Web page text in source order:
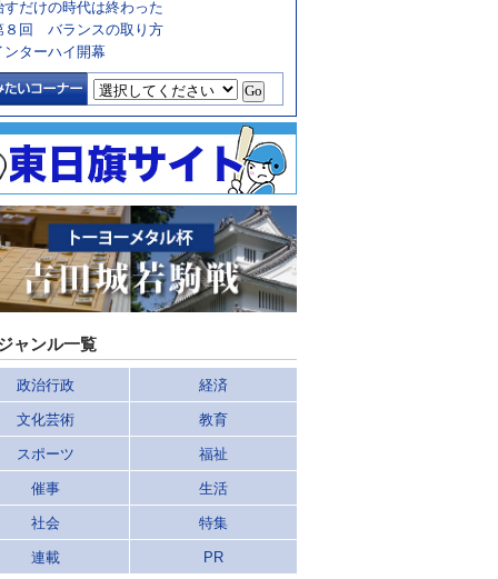
すだけの時代は終わった
８回 バランスの取り方
ンターハイ開幕
ャンル一覧
政治行政 経済
文化芸術 教育
スポーツ 福祉
催事 生活
社会 特集
連載 PR